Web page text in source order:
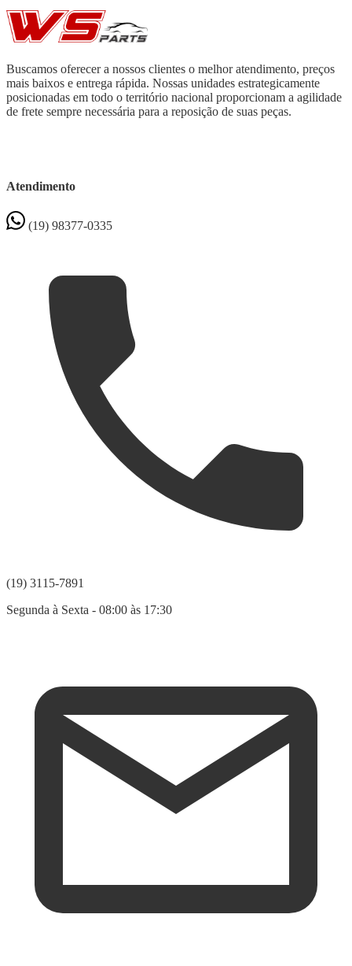
Buscamos oferecer a nossos clientes o melhor atendimento, preços
mais baixos e entrega rápida. Nossas unidades estrategicamente
posicionadas em todo o território nacional proporcionam a agilidade
de frete sempre necessária para a reposição de suas peças.
Atendimento
(19) 98377-0335
(19) 3115-7891
Segunda à Sexta - 08:00 às 17:30